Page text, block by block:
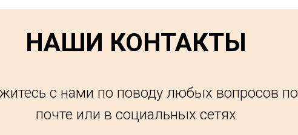
НАШИ КОНТАКТЫ
с нами по поводу любых вопросов по
почте или в социальных сетях